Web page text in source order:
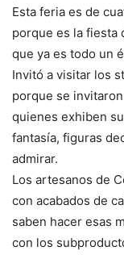
Esta feria es de
porque es la fiesta
que ya es todo un
Invitó a visitar los
porque se
quienes exhiben
fantasía, figuras
admirar.
Los artesanos de
con acabados de
saben hacer esas
con los